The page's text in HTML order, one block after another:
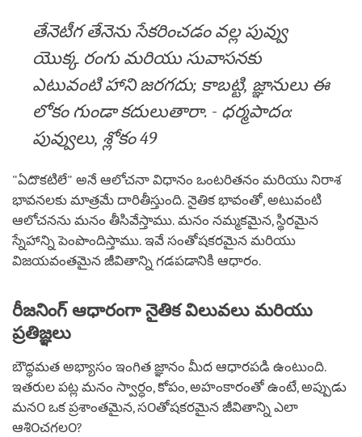
తేనెటీగ తేనెను సేకరించడం వల్ల పువ్వు
యొక్క రంగు మరియు సువాసనకు
ఎటువంటి హాని జరగదు; కాబట్టి, జ్ఞానులు ఈ
లోకం గుండా కదులుతారా. - ధర్మపాదం:
పువ్వులు, శ్లోకం 49
"ఏదొకటిలే" అనే ఆలోచనా విధానం ఒంటరితనం మరియు నిరాశ
భావనలకు మాత్రమే దారితీస్తుంది. నైతిక భావంతో, అటువంటి
ఆలోచనను మనం తీసివేస్తాము. మనం నమ్మకమైన, స్థిరమైన
స్నేహాన్ని పెంపొందిస్తాము. ఇవే సంతోషకరమైన మరియు
విజయవంతమైన జీవితాన్ని గడపడానికి ఆధారం.
రీజనింగ్ ఆధారంగా నైతిక విలువలు మరియు
ప్రతిజ్ఞలు
బౌద్ధమత అభ్యాసం ఇంగిత జ్ఞానం మీద ఆధారపడి ఉంటుంది.
ఇతరుల పట్ల మనం స్వార్ధం, కోపం, అహంకారంతో ఉంటే, అప్పుడు
మన౦ ఒక ప్రశాంతమైన, స౦తోషకరమైన జీవితాన్ని ఎలా
ఆశి౦చగల౦?